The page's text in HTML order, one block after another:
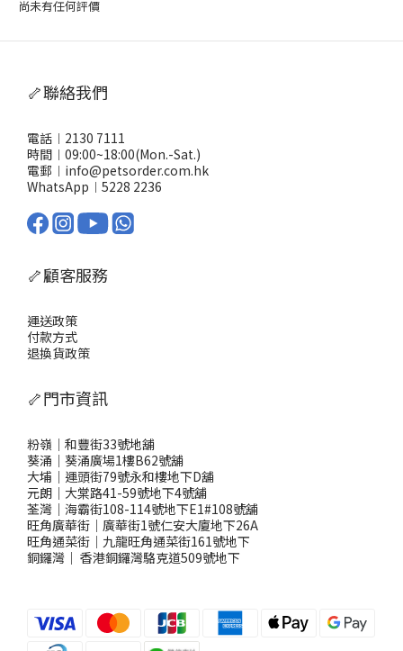
尚未有任何評價
🦴聯絡我們
電話︱2130 7111
時間︱09:00~18:00(Mon.-Sat.)
電郵︱info@petsorder.com.hk
WhatsApp︱ 5228 2236
🦴顧客服務
運送政策
付款方式
退換貨政策
🦴門市資訊
粉嶺｜和豐街33號地舖
葵涌｜葵涌廣場1樓B62號舖
大埔｜運頭街79號永和樓地下D舖
元朗｜大棠路41-59號地下4號舖
荃灣｜海霸街108-114號地下E1#108號舖
旺角廣華街｜廣華街1號仁安大廈地下26A
旺角通菜街｜九龍旺角通菜街161號地下
銅鑼灣 ｜ 香港銅鑼灣駱克道509號地下